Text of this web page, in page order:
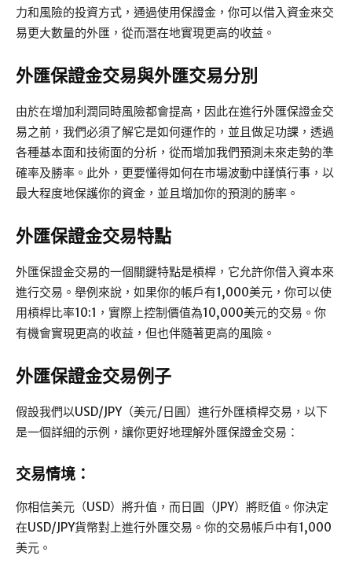
力和風險的投資方式，通過使用保證金，你可以借入資金來交
易更大數量的外匯，從而潛在地實現更高的收益。
外匯保證金交易與外匯交易分別
由於在增加利潤同時風險都會提高，因此在進行外匯保證金交
易之前，我們必須了解它是如何運作的，並且做足功課，透過
各種基本面和技術面的分析，從而增加我們預測未來走勢的準
確率及勝率。此外，更要懂得如何在市場波動中謹慎行事，以
最大程度地保護你的資金，並且增加你的預測的勝率。
外匯保證金交易特點
外匯保證金交易的一個關鍵特點是槓桿，它允許你借入資本來
進行交易。舉例來說，如果你的帳戶有1,000美元，你可以使
用槓桿比率10:1，實際上控制價值為10,000美元的交易。你
有機會實現更高的收益，但也伴隨著更高的風險。
外匯保證金交易例子
假設我們以USD/JPY（美元/日圓）進行外匯槓桿交易，以下
是一個詳細的示例，讓你更好地理解外匯保證金交易：
交易情境：
你相信美元（USD）將升值，而日圓（JPY）將貶值。你決定
在USD/JPY貨幣對上進行外匯交易。你的交易帳戶中有1,000
美元。